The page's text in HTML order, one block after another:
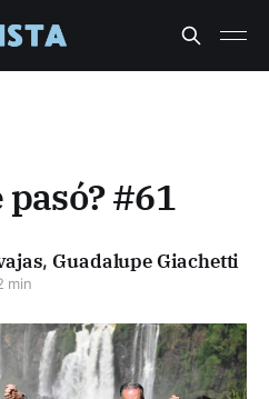
pasó? #61
,Guadalupe Giachetti
min